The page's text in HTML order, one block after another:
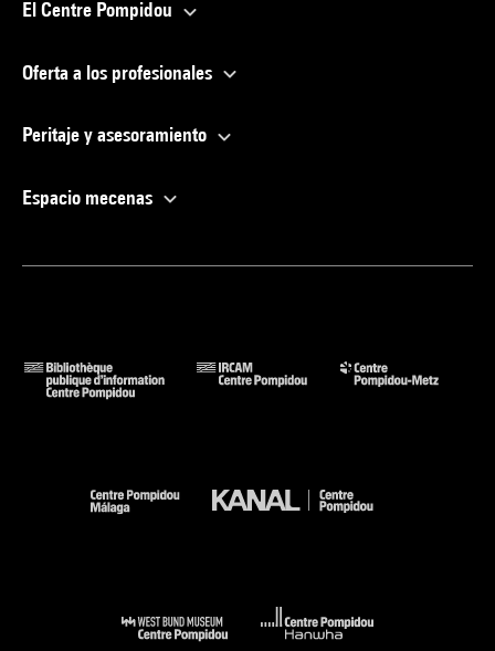
El Centre Pompidou
Oferta a los profesionales
Peritaje y asesoramiento
Espacio mecenas